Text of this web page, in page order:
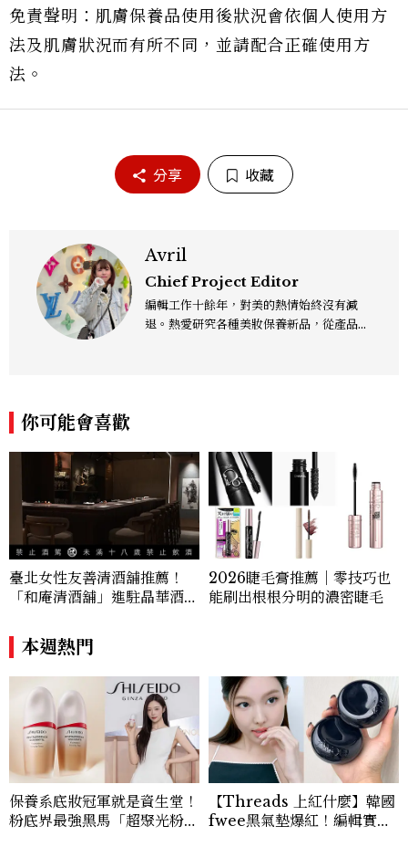
免責聲明：肌膚保養品使用後狀況會依個人使用方
法及肌膚狀況而有所不同，並請配合正確使用方
法。
分享 收藏
Avril
Chief Project Editor
編輯工作十餘年，對美的熱情始終沒有減
退。熱愛研究各種美妝保養新品，從產品理
你可能會喜歡
臺北女性友善清酒舖推薦！
「和庵清酒舖」進駐晶華酒
180元起輕鬆微醺
2026睫毛膏推薦｜零技巧也
能刷出根根分明的濃密睫毛
本週熱門
保養系底妝冠軍就是資生堂！
粉底界最強黑馬「超聚光粉底
【Threads 上紅什麼】韓國
fwee黑氣墊爆紅！編輯實